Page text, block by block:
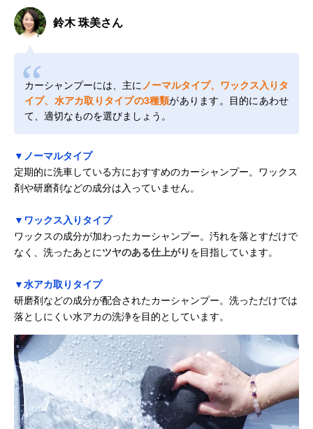
鈴木 珠美さん
カーシャンプーには、主に ノーマルタイプ、ワックス入りタ
イプ、水アカ取りタイプの3種類があります。目的にあわせ
て、適切なものを選びましょう。
▼ノーマルタイプ
定期的に洗車している方におすすめのカーシャンプー。ワックス
剤や研磨剤などの成分は入っていません。
▼ワックス入りタイプ
ワックスの成分が加わったカーシャンプー。汚れを落とすだけで
なく、洗ったあとにツヤのある仕上がり を目指しています。
▼水アカ取りタイプ
研磨剤などの成分が配合されたカーシャンプー。洗っただけでは
落としにくい水アカの洗浄を目的としています。